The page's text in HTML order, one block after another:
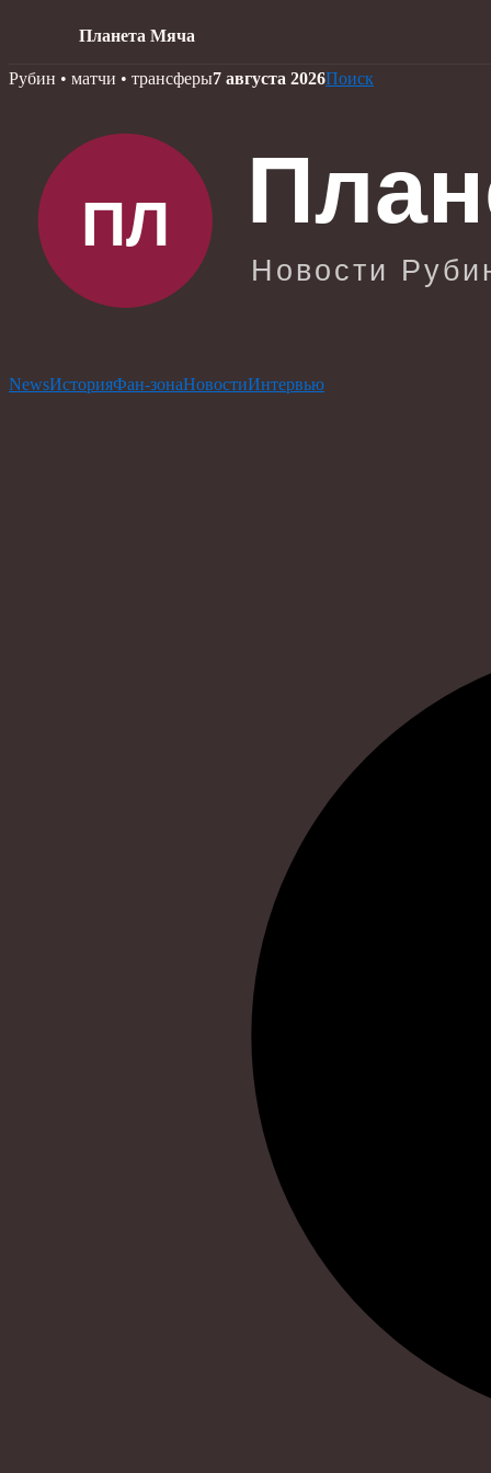
Планета Мяча
Skip
Рубин • матчи • трансферы7 августа 2026Поиск
NewsИсторияФан-зонаНовостиИнтервью